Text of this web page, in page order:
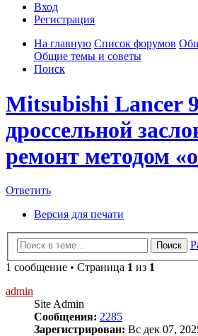
Вход
Регистрация
На главную Список форумов
Общие темы и советы
Поиск
Mitsubishi Lancer
дроссельной
ремонт методом
Ответить
Версия для печати
Поиск
1 сообщение • Страница 1 из 1
admin
Site Admin
Сообщения: 2285
Зарегистрирован: Вс дек 07,